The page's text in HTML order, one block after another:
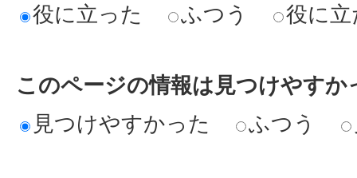
役に立った
ふつう 役に
このページの情報は見つけやすか
見つけやすかった
ふつう